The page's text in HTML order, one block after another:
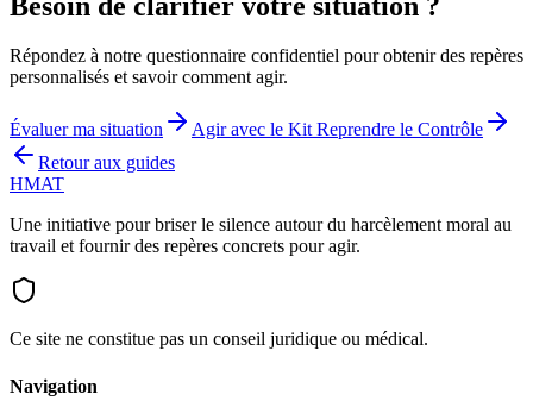
Répondez à notre questionnaire confidentiel pour obtenir des repères
personnalisés et savoir comment agir.
Évaluer ma situation
Agir avec le Kit Reprendre le Contrôle
Retour aux guides
HMAT
Une initiative pour briser le silence autour du harcèlement moral au
travail et fournir des repères concrets pour agir.
Ce site ne constitue pas un conseil juridique ou médical.
Navigation